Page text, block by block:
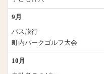
9月
バス旅行
町内パークゴルフ大会
10月